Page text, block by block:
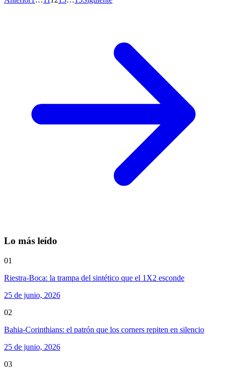
Lo más leído
01
Riestra-Boca: la trampa del sintético que el 1X2 esconde
25 de junio, 2026
02
Bahia-Corinthians: el patrón que los corners repiten en silencio
25 de junio, 2026
03